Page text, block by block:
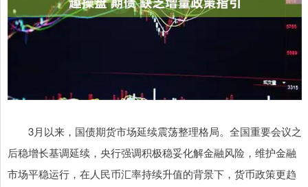
3月以来，国债期货市场延续震荡整理格局。全国重要会议之
后稳增长基调延续，央行强调积极稳妥化解金融风险，维护金融
市场平稳运行，在人民币汇率持续升值的背景下，货币政策更趋